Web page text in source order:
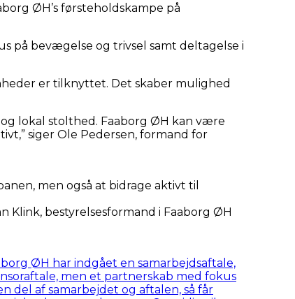
ØH’s førsteholdskampe på
på bevægelse og trivsel samt deltagelse i
er tilknyttet. Det skaber mulighed
lokal stolthed. Faaborg ØH kan være
siger Ole Pedersen, formand for
men også at bidrage aktivt til
Klink, bestyrelsesformand i Faaborg ØH